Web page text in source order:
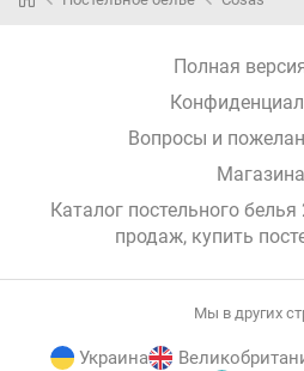
ДІМАмолочни
Полная
Вопросы и
Каталог постельного
продаж, купить
Мы в других
Украина